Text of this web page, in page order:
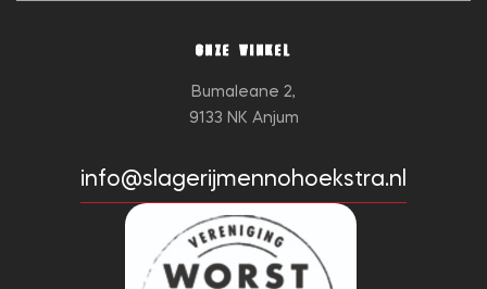
ONZE WINKEL
Bumaleane 2,
9133 NK Anjum
info@slagerijmennohoekstra.nl